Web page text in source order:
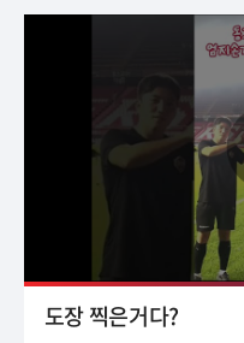
도장 찍은거다?